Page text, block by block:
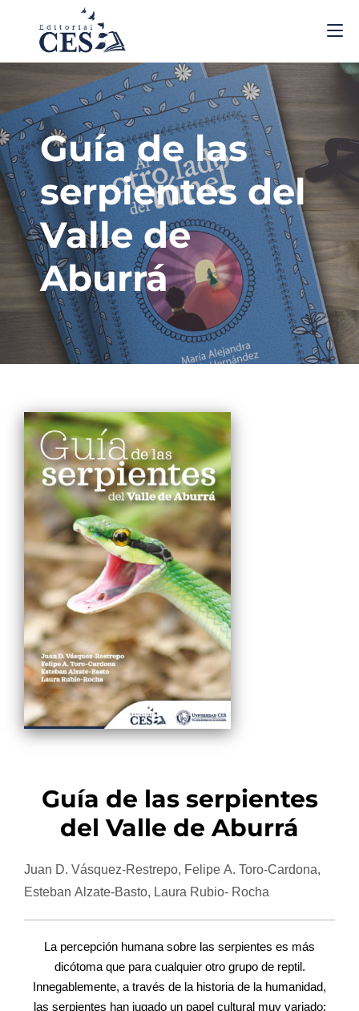
Guía de las
serpientes del
Valle de
Aburrá
Guía de las serpientes
del Valle de Aburrá
Juan D. Vásquez-Restrepo, Felipe A. Toro-Cardona,
Esteban Alzate-Basto, Laura Rubio- Rocha
La percepción humana sobre las serpientes es más
dicótoma que para cualquier otro grupo de reptil.
Innegablemente, a través de la historia de la humanidad,
las serpientes han jugado un papel cultural muy variado: